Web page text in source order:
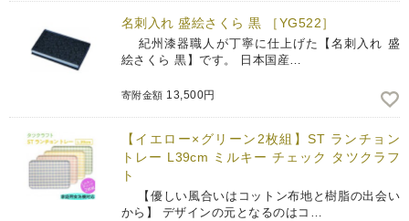
名刺入れ 盛絵さくら 黒 ［YG522］
紀州漆器職人が丁寧に仕上げた【名刺入れ 盛
絵さくら 黒】です。 日本国産…
寄附金額 13,500円
【イエロー×グリーン2枚組】ST ランチョン
トレー L39cm ミルキー チェック タツクラフ
ト
【優しい風合いはコットン布地と樹脂の出会い
から】 デザインの元となるのはコ…